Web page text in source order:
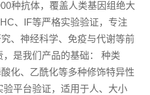
种抗体，覆盖人类基因组绝大
、IF等严格实验验证，专注
、神经科学、免疫与代谢等前
是我们产品的基础： 种类
化、乙酰化等多种修饰特异性
平台验证，适用于人、大小